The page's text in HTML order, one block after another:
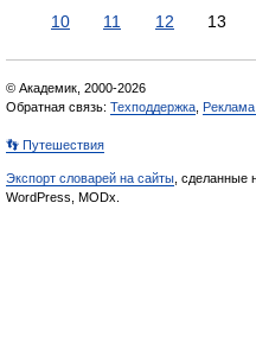
10
11 12 13
© Академик, 2000-2026
Обратная связь: Техподдержка
👣 Путешествия
Экспорт словарей на сайты , сделанные
WordPress, MODx.